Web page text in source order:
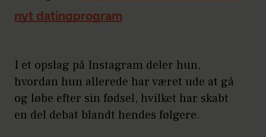
nyt datingprogram
I et opslag på Instagram deler hun,
hvordan hun allerede har været ude at gå
og løbe efter sin fødsel, hvilket har skabt
en del debat blandt hendes følgere.